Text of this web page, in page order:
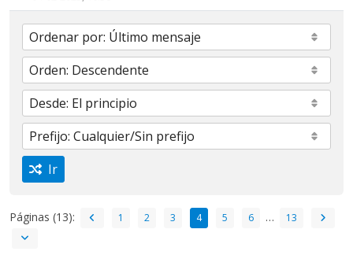
Ir
Páginas (13): 1 2 3 4 5 6 … 13